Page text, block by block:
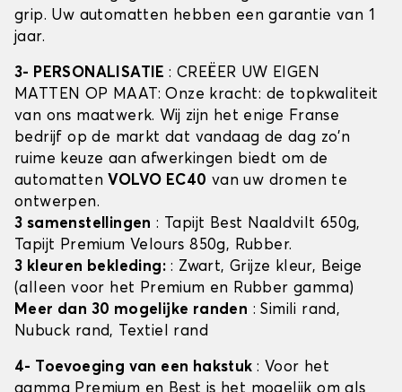
grip. Uw automatten hebben een garantie van 1
jaar.
3- PERSONALISATIE: CREËER UW EIGEN
MATTEN OP MAAT: Onze kracht: de topkwaliteit
van ons maatwerk. Wij zijn het enige Franse
bedrijf op de markt dat vandaag de dag zo'n
ruime keuze aan afwerkingen biedt om de
automatten VOLVO EC40 van uw dromen te
ontwerpen.
3 samenstellingen : Tapijt Best Naaldvilt 650g,
Tapijt Premium Velours 850g, Rubber.
3 kleuren bekleding: : Zwart, Grijze kleur, Beige
(alleen voor het Premium en Rubber gamma)
Meer dan 30 mogelijke randen : Simili rand,
Nubuck rand, Textiel rand
4- Toevoeging van een hakstuk : Voor het